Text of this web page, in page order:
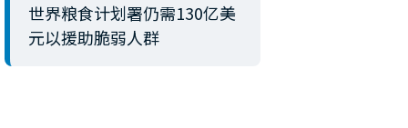
世界粮食计划署仍需130亿美
元以援助脆弱人群